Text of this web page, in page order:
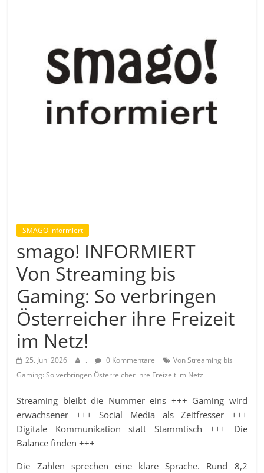
SMAGO informiert
smago! INFORMIERT
Von Streaming bis
Gaming: So verbringen
Österreicher ihre Freizeit
im Netz!
25. Juni 2026 . 0 Kommentare
Von Streaming bis
Gaming: So verbringen Österreicher ihre Freizeit im Netz
Streaming bleibt die Nummer eins +++ Gaming wird
erwachsener +++ Social Media als Zeitfresser +++
Digitale Kommunikation statt Stammtisch +++ Die
Balance finden +++
Die Zahlen sprechen eine klare Sprache. Rund 8,2